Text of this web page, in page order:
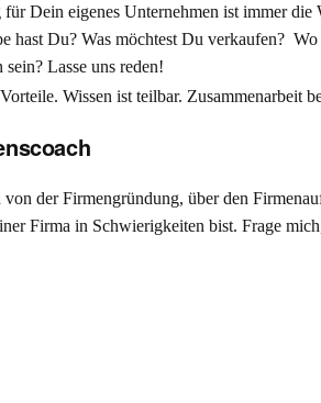
Dein eigenes Unternehmen ist immer die
hast Du? Was möchtest Du verkaufen?
Lasse uns reden!
der Firmengründung, über den
Firma in Schwierigkeiten bist. Frage